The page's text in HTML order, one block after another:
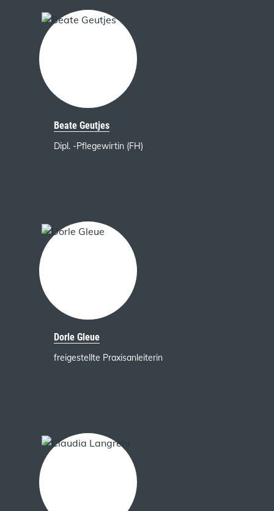
Beate Geutjes
Dipl. -Pflegewirtin (FH)
Dorle Gleue
freigestellte Praxisanleiterin